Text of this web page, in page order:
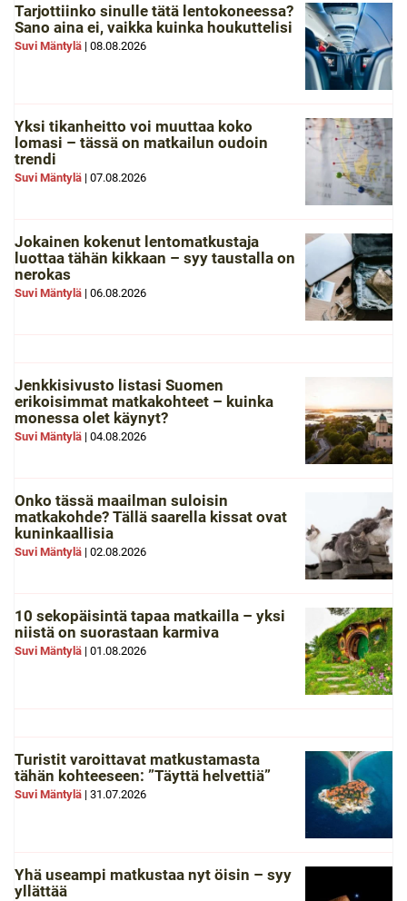
Tarjottiinko sinulle tätä lentokoneessa?
Sano aina ei, vaikka kuinka houkuttelisi
Suvi Mäntylä | 08.08.2026
Yksi tikanheitto voi muuttaa koko
lomasi – tässä on matkailun oudoin
trendi
Suvi Mäntylä | 07.08.2026
Jokainen kokenut lentomatkustaja
luottaa tähän kikkaan – syy taustalla on
nerokas
Suvi Mäntylä | 06.08.2026
Jenkkisivusto listasi Suomen
erikoisimmat matkakohteet – kuinka
monessa olet käynyt?
Suvi Mäntylä | 04.08.2026
Onko tässä maailman suloisin
matkakohde? Tällä saarella kissat ovat
kuninkaallisia
Suvi Mäntylä | 02.08.2026
10 sekopäisintä tapaa matkailla – yksi
niistä on suorastaan karmiva
Suvi Mäntylä | 01.08.2026
Turistit varoittavat matkustamasta
tähän kohteeseen: ”Täyttä helvettiä”
Suvi Mäntylä | 31.07.2026
Yhä useampi matkustaa nyt öisin – syy
yllättää